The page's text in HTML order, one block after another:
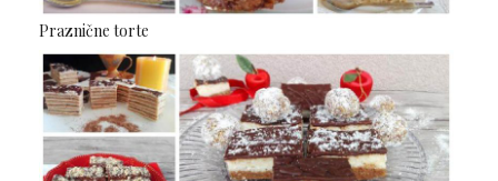
Praznične torte